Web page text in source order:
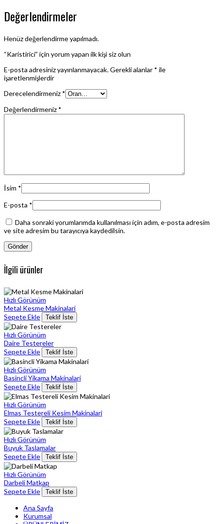
Değerlendirmeler
Henüz değerlendirme yapılmadı.
“Karistirici” için yorum yapan ilk kişi siz olun
E-posta adresiniz yayınlanmayacak.Gerekli alanlar * ile
işaretlenmişlerdir
Derecelendirmeniz *
Değerlendirmeniz *
İsim *
E-posta *
Daha sonraki yorumlarımda kullanılması için adım, e-posta adresim
ve site adresim bu tarayıcıya kaydedilsin.
İlgili ürünler
Hızlı Görünüm
Metal Kesme Makinalari
Sepete Ekle
Teklif İste
Hızlı Görünüm
Daire Testereler
Sepete Ekle
Teklif İste
Hızlı Görünüm
Basincli Yikama Makinalari
Sepete Ekle
Teklif İste
Hızlı Görünüm
Elmas Testereli Kesim Makinalari
Sepete Ekle
Teklif İste
Hızlı Görünüm
Buyuk Taslamalar
Sepete Ekle
Teklif İste
Hızlı Görünüm
Darbeli Matkap
Sepete Ekle
Teklif İste
Ana Sayfa
Kurumsal